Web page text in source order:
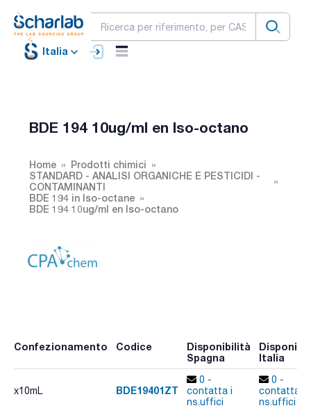
Italia
BDE 194 10ug/ml en Iso-octano
Home
Prodotti chimici
STANDARD - ANALISI ORGANICHE E PESTICIDI -
CONTAMINANTI
BDE 194 in Iso-octane
BDE 194 10ug/ml en Iso-octano
Confezionamento Codice
Disponibilità
Spagna
Italia
x10mL BDE19401ZT
0 -
contatta i
ns.uffici
0 -
contatta i
ns.uffici